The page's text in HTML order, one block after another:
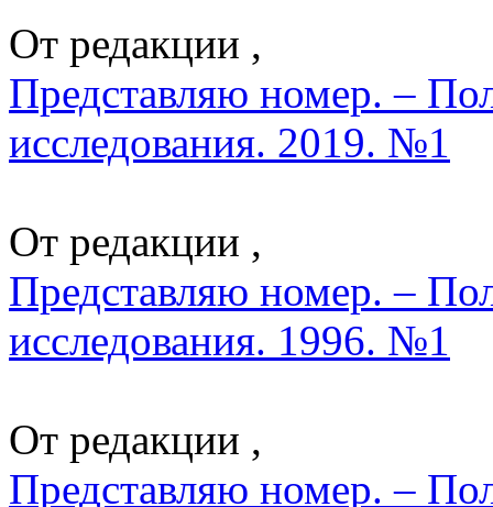
От редакции ,
Представляю номер. –
исследования. 2019. №1
От редакции ,
Представляю номер. –
исследования. 1996. №1
От редакции ,
Представляю номер. –